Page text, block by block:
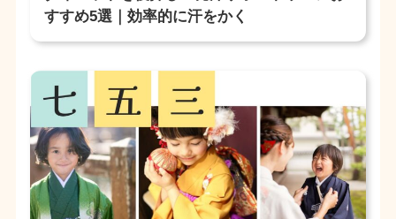
すすめ5選｜効率的に汗をかく